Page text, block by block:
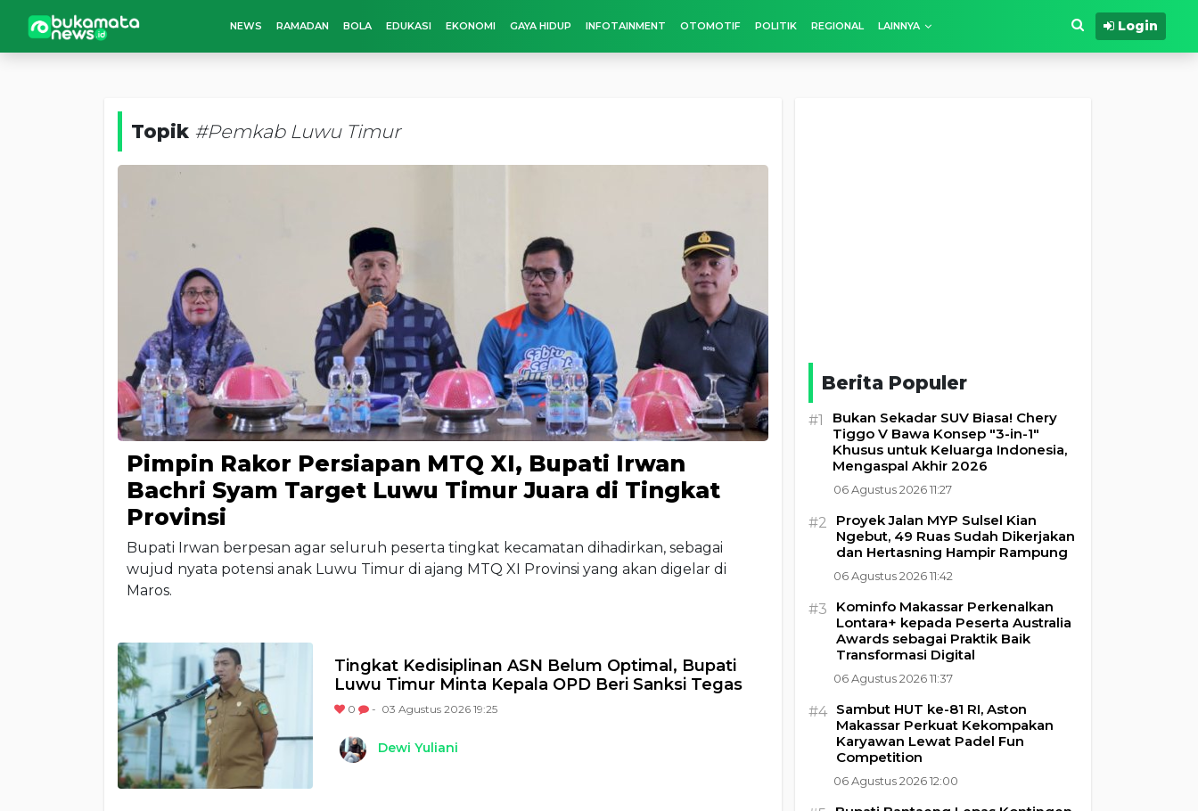
NEWS RAMADAN BOLA EDUKASI EKONOMI GAYA HIDUP INFOTAINMENT OTOMOTIF POLITIK REGIONAL LAINNYA Login
Topik #Pemkab Luwu Timur
Pimpin Rakor Persiapan MTQ XI, Bupati Irwan
Bachri Syam Target Luwu Timur Juara di Tingkat
Provinsi
Bupati Irwan berpesan agar seluruh peserta tingkat kecamatan dihadirkan, sebagai
wujud nyata potensi anak Luwu Timur di ajang MTQ XI Provinsi yang akan digelar di
Maros.
Tingkat Kedisiplinan ASN Belum Optimal, Bupati
Luwu Timur Minta Kepala OPD Beri Sanksi Tegas
0 - 03 Agustus 2026 19:25
Dewi Yuliani
Berita Populer
#1
Bukan Sekadar SUV Biasa! Chery
Tiggo V Bawa Konsep "3-in-1"
Khusus untuk Keluarga Indonesia,
Mengaspal Akhir 2026
06 Agustus 2026 11:27
#2
Proyek Jalan MYP Sulsel Kian
Ngebut, 49 Ruas Sudah Dikerjakan
dan Hertasning Hampir Rampung
06 Agustus 2026 11:42
#3
Kominfo Makassar Perkenalkan
Lontara+ kepada Peserta Australia
Awards sebagai Praktik Baik
Transformasi Digital
06 Agustus 2026 11:37
#4 Sambut HUT ke-81 RI, Aston
Makassar Perkuat Kekompakan
Karyawan Lewat Padel Fun
Competition
06 Agustus 2026 12:00